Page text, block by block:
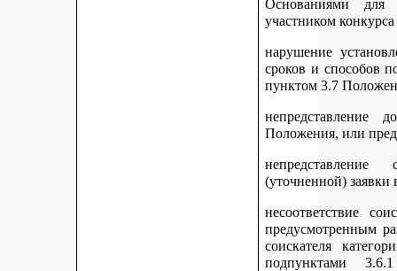
Основаниями для
участником
нарушение
сроков и способов
пунктом 3.7
непредставление
Положения, или
непредставление
(уточненной) заявки
несоответствие
предусмотренным
соискателя
подпунктами 3.6.1